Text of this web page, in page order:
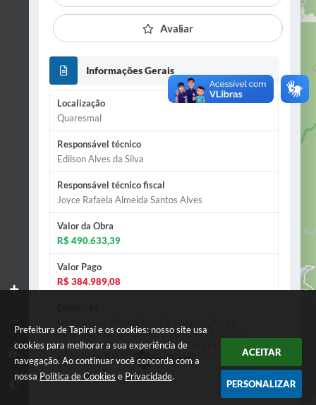
Prefeitura de Tapiraí e os cookies: nosso site usa
cookies para melhorar a sua experiência de
navegação. Ao continuar você concorda com a
nossa Política de Cookies e Privacidade.
ACEITAR
PERSONALIZAR
2
OpenStreetMapcontributors,ODbL 1.0.
Avaliar
Informações Gerais
Localização
Quaresmal
Responsável técnico
Edilson Alves da Silva
Responsável técnico fiscal
Joyce Rafaela Almeida Santos Alves
Valor da Obra
R$ 490.633,39
Valor Pago
R$ 384.989,08
RESPONSABILIDADE 801/2025 FINALIZADO -
PORTARIA Nº 019/2026DE 10 DE FEVEREIRO DE
2026 - SERÁ DADO ANDAMENTO NA OBRA
ATRAVÉS DE OUTRO CONTRATO Etapas: -
Abertura de caixa; - Base em brita - Piso concreto 16